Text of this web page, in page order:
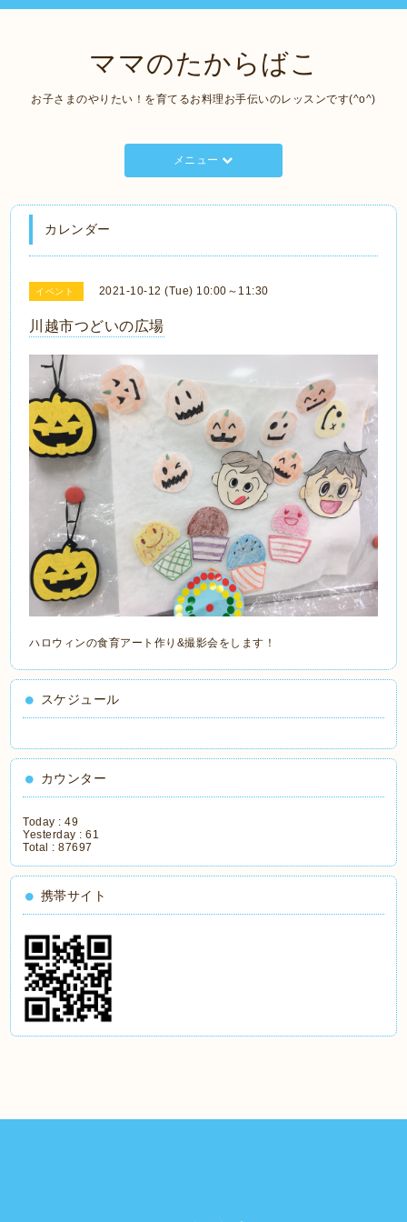
ママのたからばこ
お子さまのやりたい！を育てるお料理お手伝いのレッスンです(^o^)
メニュー
カレンダー
イベント 2021-10-12 (Tue) 10:00～11:30
川越市つどいの広場
ハロウィンの食育アート作り&撮影会をします！
スケジュール
カウンター
Today :49
Yesterday :61
Total :87697
携帯サイト